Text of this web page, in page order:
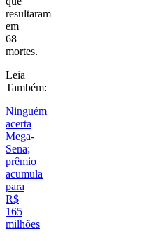
resultaram
em
68
mortes.
Leia
Também:
Ninguém
acerta
Mega-
Sena;
prêmio
acumula
para
R$
165
milhões